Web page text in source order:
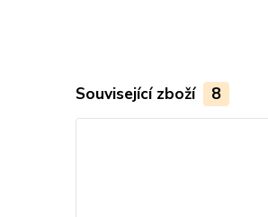
Související zboží 8